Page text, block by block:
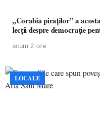
„Corabia piraților” a
lecții despre democrație
acum 2 ore
LOCALE